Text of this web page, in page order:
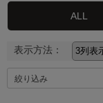
ALL
表示方法：
絞り込み